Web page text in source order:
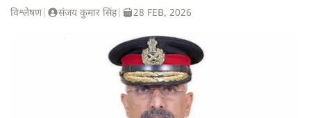
विश्लेषण| संजय कुमार सिंह| 28 FEB, 2026